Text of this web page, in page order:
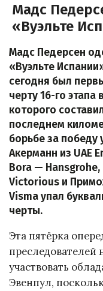
Мадс
«Вуэльте
Мадс Педерсен
«Вуэльте
сегодня был
черту 16-го
которого
последнем
борьбе за победу
Акерманн из UAE
Bora —
Victorious и
Visma упал
черты.
Эта пятёрка
преследователей
участвовать
Эвенпул,